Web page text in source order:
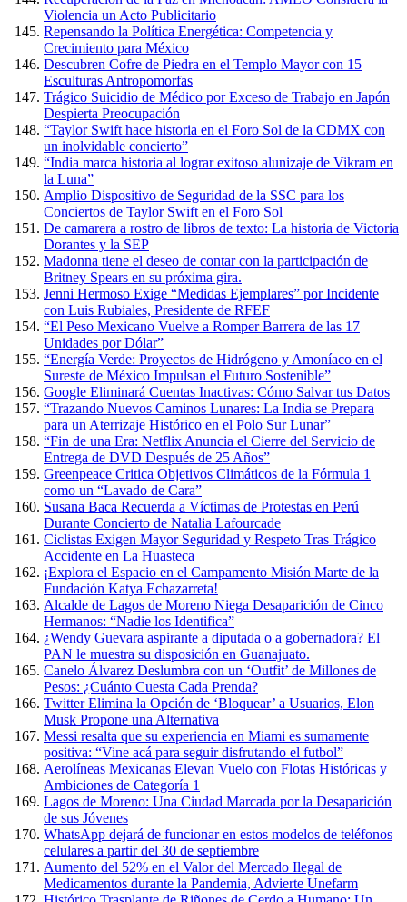
Violencia un Acto Publicitario
Repensando la Política Energética: Competencia y
Crecimiento para México
Descubren Cofre de Piedra en el Templo Mayor con 15
Esculturas Antropomorfas
Trágico Suicidio de Médico por Exceso de Trabajo en Japón
Despierta Preocupación
“Taylor Swift hace historia en el Foro Sol de la CDMX con
un inolvidable concierto”
“India marca historia al lograr exitoso alunizaje de Vikram en
la Luna”
Amplio Dispositivo de Seguridad de la SSC para los
Conciertos de Taylor Swift en el Foro Sol
De camarera a rostro de libros de texto: La historia de Victoria
Dorantes y la SEP
Madonna tiene el deseo de contar con la participación de
Britney Spears en su próxima gira.
Jenni Hermoso Exige “Medidas Ejemplares” por Incidente
con Luis Rubiales, Presidente de RFEF
“El Peso Mexicano Vuelve a Romper Barrera de las 17
Unidades por Dólar”
“Energía Verde: Proyectos de Hidrógeno y Amoníaco en el
Sureste de México Impulsan el Futuro Sostenible”
Google Eliminará Cuentas Inactivas: Cómo Salvar tus Datos
“Trazando Nuevos Caminos Lunares: La India se Prepara
para un Aterrizaje Histórico en el Polo Sur Lunar”
“Fin de una Era: Netflix Anuncia el Cierre del Servicio de
Entrega de DVD Después de 25 Años”
Greenpeace Critica Objetivos Climáticos de la Fórmula 1
como un “Lavado de Cara”
Susana Baca Recuerda a Víctimas de Protestas en Perú
Durante Concierto de Natalia Lafourcade
Ciclistas Exigen Mayor Seguridad y Respeto Tras Trágico
Accidente en La Huasteca
¡Explora el Espacio en el Campamento Misión Marte de la
Fundación Katya Echazarreta!
Alcalde de Lagos de Moreno Niega Desaparición de Cinco
Hermanos: “Nadie los Identifica”
¿Wendy Guevara aspirante a diputada o a gobernadora? El
PAN le muestra su disposición en Guanajuato.
Canelo Álvarez Deslumbra con un ‘Outfit’ de Millones de
Pesos: ¿Cuánto Cuesta Cada Prenda?
Twitter Elimina la Opción de ‘Bloquear’ a Usuarios, Elon
Musk Propone una Alternativa
Messi resalta que su experiencia en Miami es sumamente
positiva: “Vine acá para seguir disfrutando el futbol”
Aerolíneas Mexicanas Elevan Vuelo con Flotas Históricas y
Ambiciones de Categoría 1
Lagos de Moreno: Una Ciudad Marcada por la Desaparición
de sus Jóvenes
WhatsApp dejará de funcionar en estos modelos de teléfonos
celulares a partir del 30 de septiembre
Aumento del 52% en el Valor del Mercado Ilegal de
Medicamentos durante la Pandemia, Advierte Unefarm